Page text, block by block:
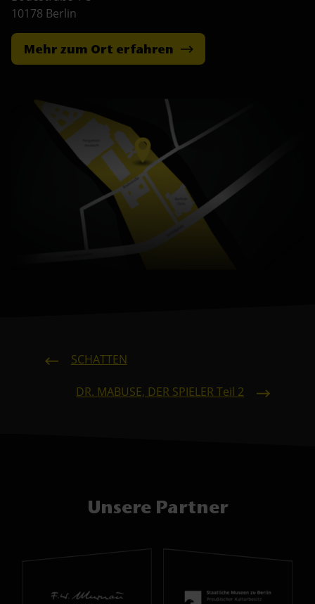
10178 Berlin
Mehr zum Ort erfahren
SCHATTEN
DR. MABUSE, DER SPIELER Teil 2
Unsere Partner